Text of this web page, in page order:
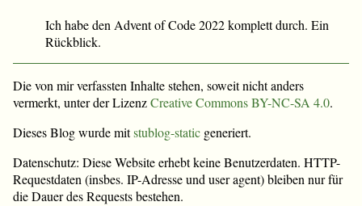
Ich habe den Advent of Code 2022 komplett durch. Ein
Rückblick.
Die von mir verfassten Inhalte stehen, soweit nicht anders
vermerkt, unter der LizenzCreative Commons BY-NC-SA 4.0.
Dieses Blog wurde mitstublog-static generiert.
Datenschutz: Diese Website erhebt keine Benutzerdaten. HTTP-
Requestdaten (insbes. IP-Adresse und user agent) bleiben nur für
die Dauer des Requests bestehen.